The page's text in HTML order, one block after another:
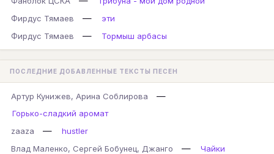
Фирдус Тямаев
—
эти
Фирдус Тямаев
— Тормыш арбасы
ПОСЛЕДНИЕ ДОБАВЛЕННЫЕ ТЕКСТЫ ПЕСЕН
Артур Кунижев, Арина Соблирова —
Горько-сладкий аромат
zaaza
—
hustler
Влад Маленко, Сергей Бобунец, Джанго
—
Чайки